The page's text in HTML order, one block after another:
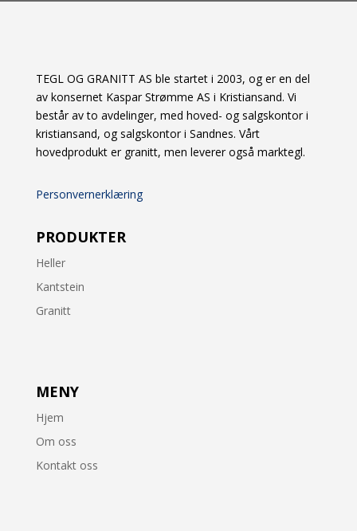
TEGL OG GRANITT AS ble startet i 2003, og er en del
av konsernet Kaspar Strømme AS i Kristiansand. Vi
består av to avdelinger, med hoved- og salgskontor i
kristiansand, og salgskontor i Sandnes. Vårt
hovedprodukt er granitt, men leverer også marktegl.
Personvernerklæring
PRODUKTER
Heller
Kantstein
Granitt
MENY
Hjem
Om oss
Kontakt oss